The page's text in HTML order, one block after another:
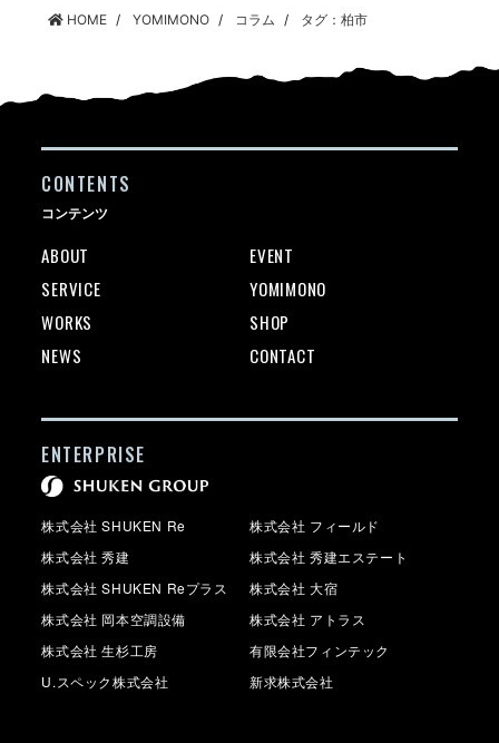
HOME YOMIMONO コラム タグ：柏市
CONTENTS
コンテンツ
ABOUT
EVENT
SERVICE
YOMIMONO
WORKS
SHOP
NEWS
CONTACT
ENTERPRISE
株式会社 SHUKEN Re
株式会社 フィールド
株式会社 秀建
株式会社 秀建エステート
株式会社 SHUKEN Reプラス
株式会社 大宿
株式会社 岡本空調設備
株式会社 アトラス
株式会社 生杉工房
有限会社フィンテック
U.スペック株式会社
新求株式会社